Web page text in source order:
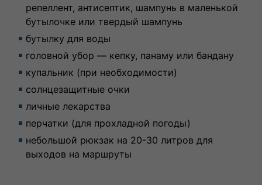
репеллент, антисептик, шампунь в маленькой
бутылочке или твердый шампунь
бутылку для воды
головной убор — кепку, панаму или бандану
купальник (при необходимости)
солнцезащитные очки
личные лекарства
перчатки (для прохладной погоды)
небольшой рюкзак на 20-30 литров для
выходов на маршруты